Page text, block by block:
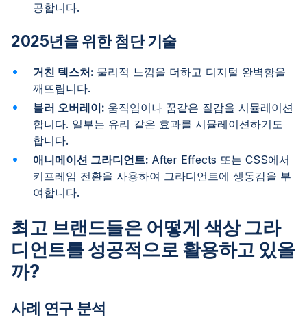
공합니다.
2025년을 위한 첨단 기술
거친 텍스처: 물리적 느낌을 더하고 디지털 완벽함을
깨뜨립니다.
블러 오버레이: 움직임이나 꿈같은 질감을 시뮬레이션
합니다. 일부는 유리 같은 효과를 시뮬레이션하기도
합니다.
애니메이션 그라디언트: After Effects 또는 CSS에서
키프레임 전환을 사용하여 그라디언트에 생동감을 부
여합니다.
최고 브랜드들은 어떻게 색상 그라
디언트를 성공적으로 활용하고 있을
까?
사례 연구 분석